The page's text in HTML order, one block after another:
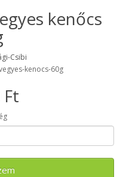
kenőcs
Csibi
kenocs-60g
Ft